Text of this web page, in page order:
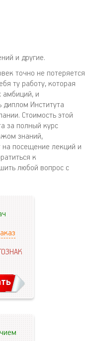
и другие.
точно не потеряется
ту работу, которая
амбиций, и
диплом Института
Стоимость этой
за полный курс
знаний,
на посещение лекций и
к
любой вопрос с